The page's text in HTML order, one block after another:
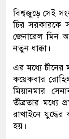
বিশ্বজুড়ে সেই
চির সরকারকে
জেনারেল মিন
নতুন ধাক্কা।
এর মধ্যে চীনের
কয়েকবার
মিয়ানমার
তীব্রতার মধ্যে
রাখাইনে
হয়।